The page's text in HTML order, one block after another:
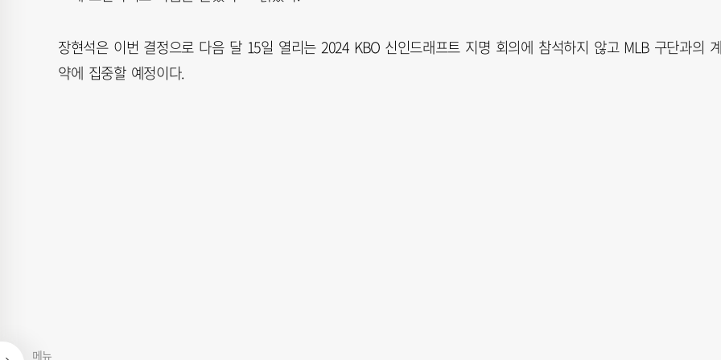
메뉴
장현석은 이번 결정으로 다음 달 15일 열리는 2024 KBO 신인드래프트 지명 회의에 참석하지 않고 MLB 구단과의
약에 집중할 예정이다.